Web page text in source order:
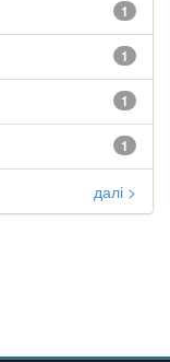
1
1
1
1
далі >